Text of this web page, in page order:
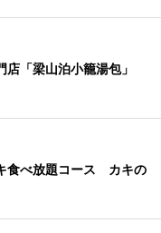
店「梁山泊小籠湯包」
食べ放題コース カキの